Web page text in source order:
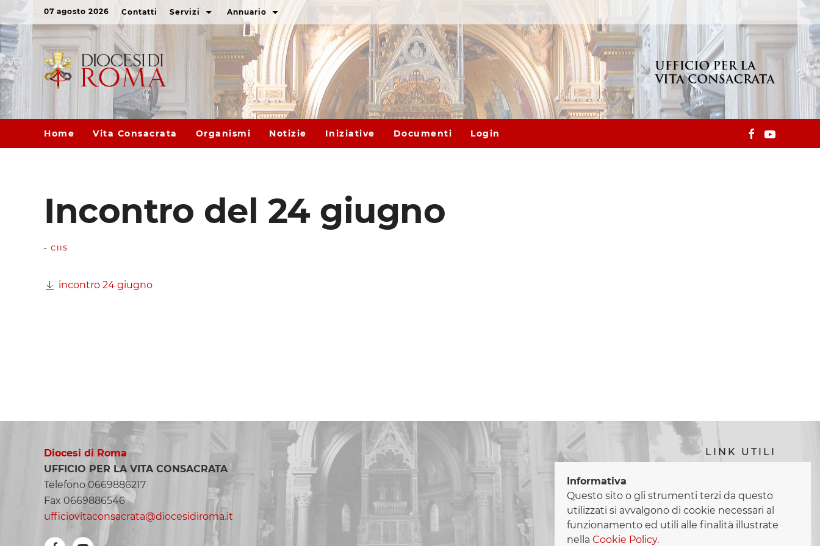
Informativa
Questo sito o gli strumenti terzi da questo
utilizzati si avvalgono di cookie necessari al
funzionamento ed utili alle finalità illustrate
nella Cookie Policy.
07 agosto 2026 Contatti Servizi Annuario
Home Vita Consacrata Organismi Notizie Iniziative Documenti Login
Incontro del 24 giugno
- CIIS
incontro 24 giugno
Diocesi di Roma
UFFICIO PER LA VITA CONSACRATA
Telefono 0669886217
Fax 0669886546
ufficiovitaconsacrata@diocesidiroma.it
LINK UTILI
congregazionevitaconsacrata.va